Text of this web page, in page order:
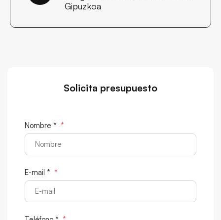
Gipuzkoa
Solicita presupuesto
Nombre * *
E-mail * *